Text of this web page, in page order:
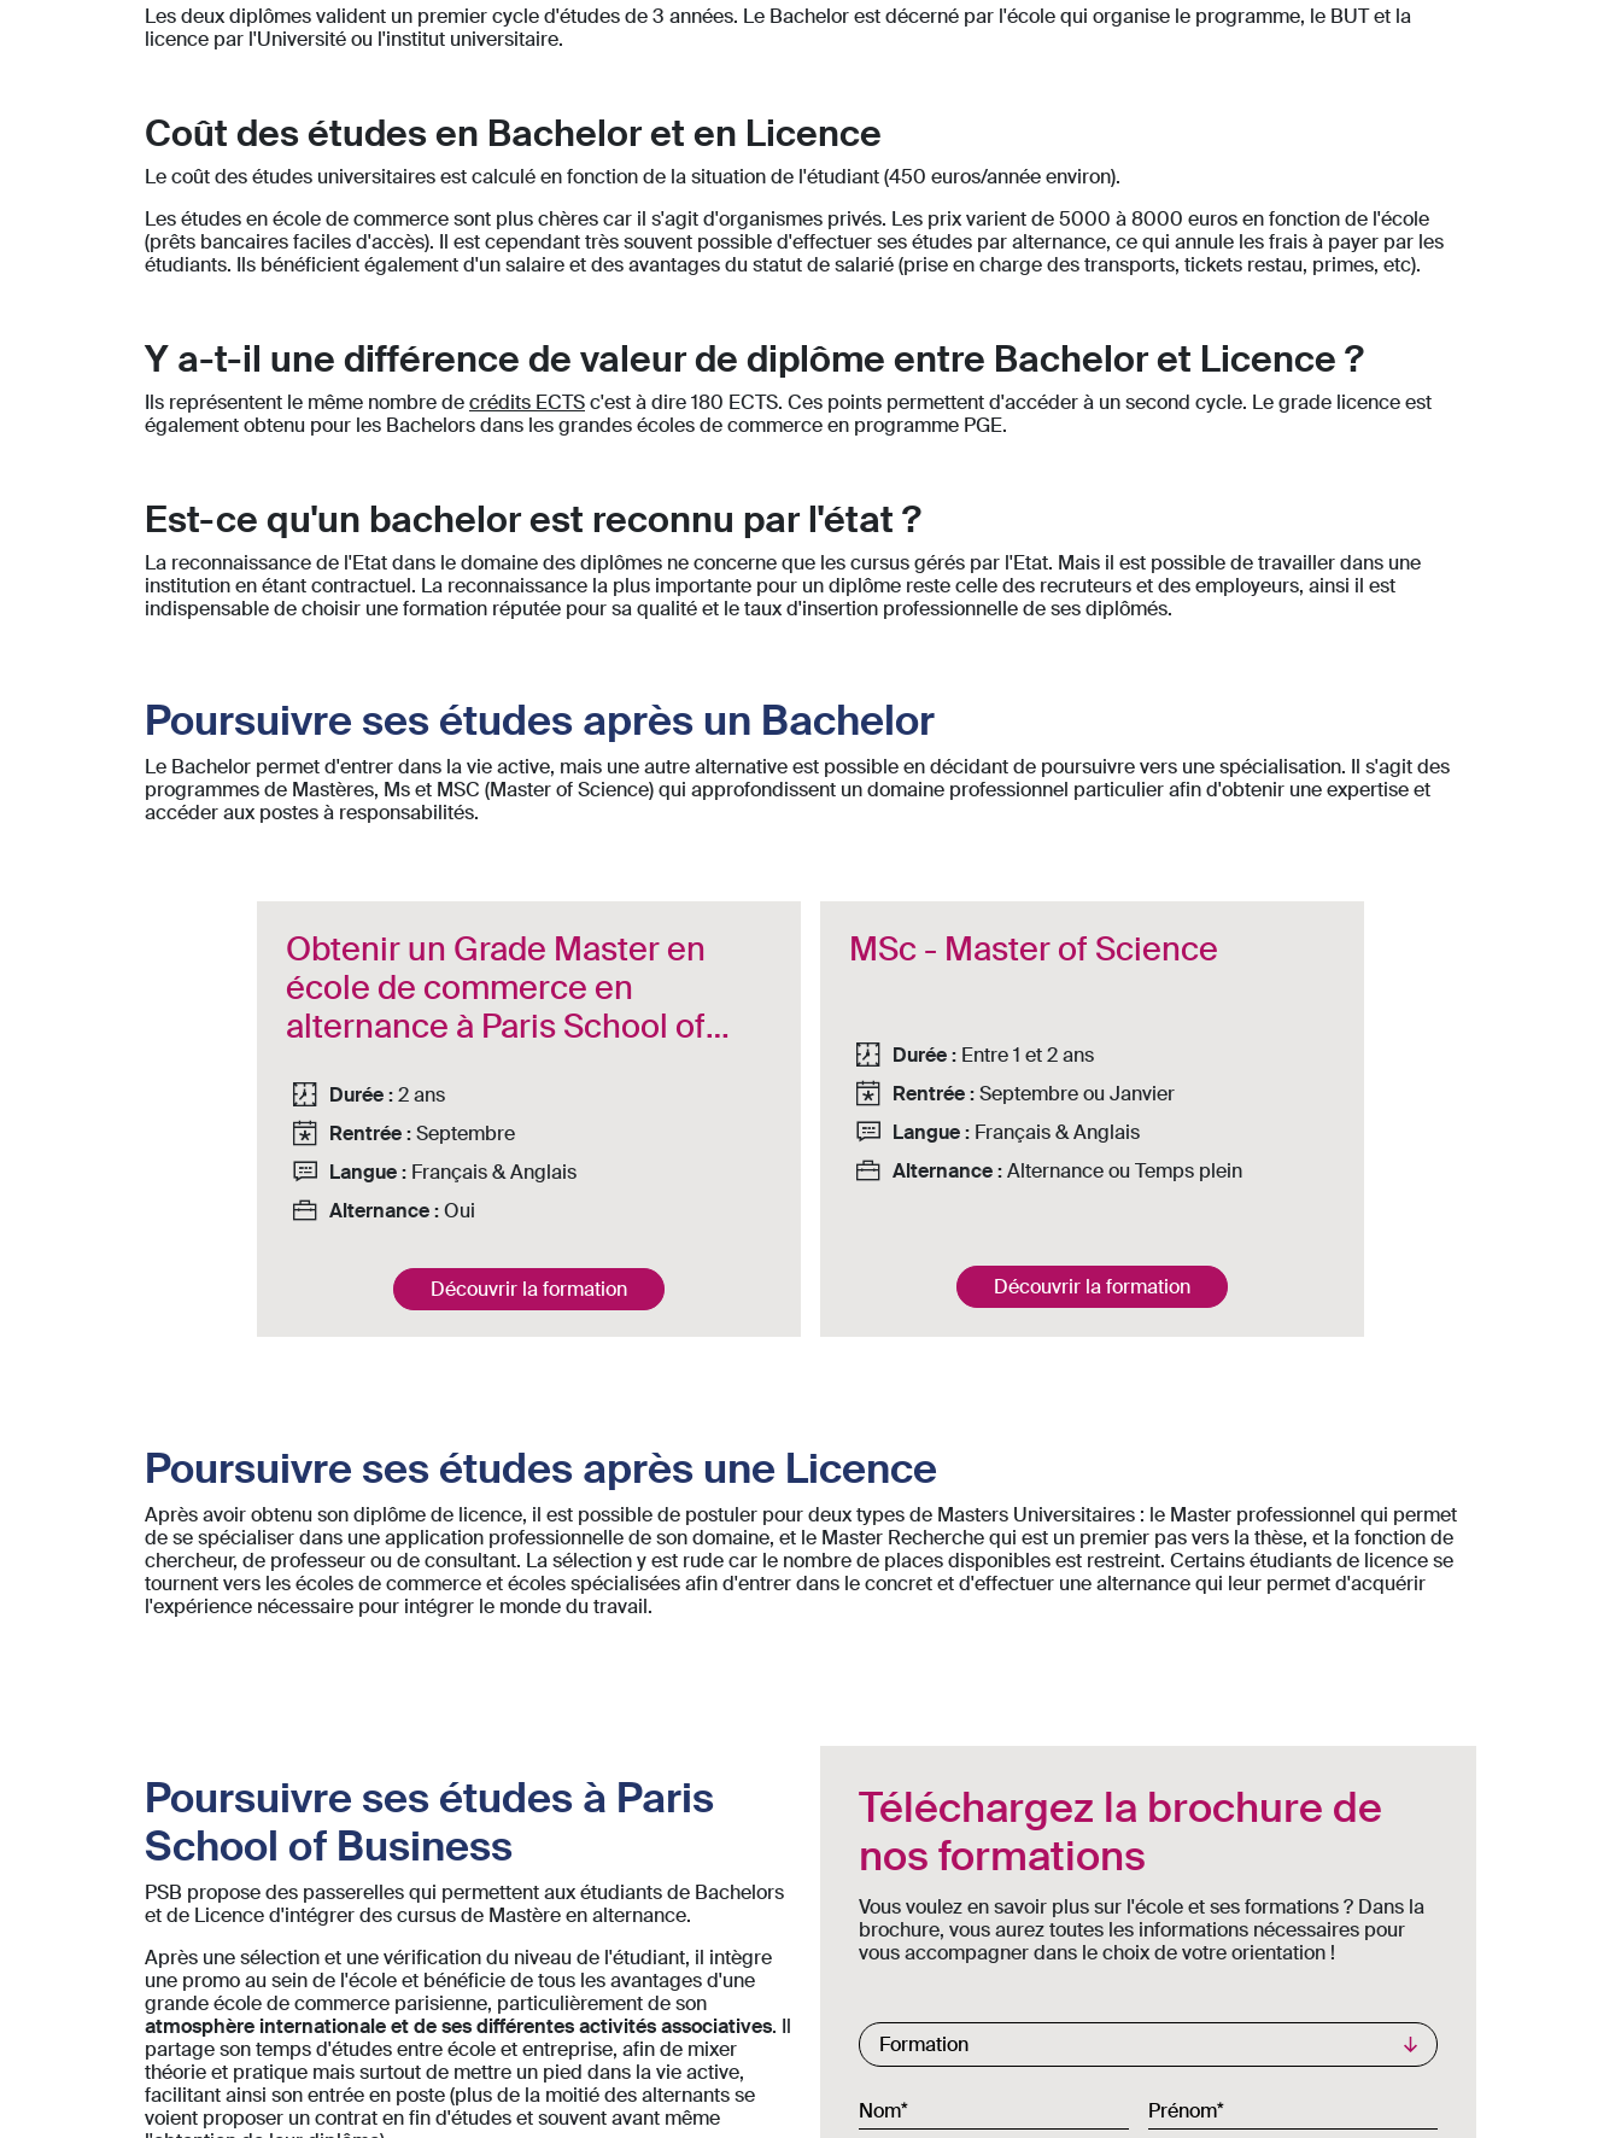
Les deux diplômes valident un premier cycle d'études de 3 années. Le Bachelor est décerné par l'école qui organise le programme, le BUT et la
licence par l'Université ou l'institut universitaire.
Coût des études en Bachelor et en Licence
Le coût des études universitaires est calculé en fonction de la situation de l'étudiant (450 euros/année environ).
Les études en école de commerce sont plus chères car il s'agit d'organismes privés. Les prix varient de 5000 à 8000 euros en fonction de l'école
(prêts bancaires faciles d'accès). Il est cependant très souvent possible d'effectuer ses études par alternance, ce qui annule les frais à payer par les
étudiants. Ils bénéficient également d'un salaire et des avantages du statut de salarié (prise en charge des transports, tickets restau, primes, etc).
Y a-t-il une différence de valeur de diplôme entre Bachelor et Licence ?
Ils représentent le même nombre decrédits ECTSc'est à dire 180 ECTS. Ces points permettent d'accéder à un second cycle. Le grade licence est
également obtenu pour les Bachelors dans les grandes écoles de commerce en programme PGE.
Est-ce qu'un bachelor est reconnu par l'état ?
La reconnaissance de l'Etat dans le domaine des diplômes ne concerne que les cursus gérés par l'Etat. Mais il est possible de travailler dans une
institution en étant contractuel. La reconnaissance la plus importante pour un diplôme reste celle des recruteurs et des employeurs, ainsi il est
indispensable de choisir une formation réputée pour sa qualité et le taux d'insertion professionnelle de ses diplômés.
Poursuivre ses études après un Bachelor
Le Bachelor permet d'entrer dans la vie active, mais une autre alternative est possible en décidant de poursuivre vers une spécialisation. Il s'agit des
programmes de Mastères, Ms et MSC (Master of Science) qui approfondissent un domaine professionnel particulier afin d'obtenir une expertise et
accéder aux postes à responsabilités.
Obtenir un Grade Master en
école de commerce en
alternance à Paris School of
Durée : 2 ans
Rentrée : Septembre
Langue : Français & Anglais
Alternance : Oui
Découvrir la formation
MSc - Master of Science
Durée : Entre 1 et 2 ans
Rentrée :Septembre ou Janvier
Langue : Français & Anglais
Alternance :Alternance ou Temps plein
Découvrir la formation
Poursuivre ses études après une Licence
Après avoir obtenu son diplôme de licence, il est possible de postuler pour deux types de Masters Universitaires : le Master professionnel qui permet
de se spécialiser dans une application professionnelle de son domaine, et le Master Recherche qui est un premier pas vers la thèse, et la fonction de
chercheur, de professeur ou de consultant. La sélection y est rude car le nombre de places disponibles est restreint. Certains étudiants de licence se
tournent vers les écoles de commerce et écoles spécialisées afin d'entrer dans le concret et d'effectuer une alternance qui leur permet d'acquérir
l'expérience nécessaire pour intégrer le monde du travail.
Poursuivre ses études à Paris
School of Business
PSB propose des passerelles qui permettent aux étudiants de Bachelors
et de Licence d'intégrer des cursus de Mastère en alternance.
Après une sélection et une vérification du niveau de l'étudiant, il intègre
une promo au sein de l'école et bénéficie de tous les avantages d'une
grande école de commerce parisienne, particulièrement de son
atmosphère internationale et de ses différentes activités associatives. Il
partage son temps d'études entre école et entreprise, afin de mixer
théorie et pratique mais surtout de mettre un pied dans la vie active,
facilitant ainsi son entrée en poste (plus de la moitié des alternants se
voient proposer un contrat en fin d'études et souvent avant même
Téléchargez la brochure de
nos formations
Vous voulez en savoir plus sur l'école et ses formations ? Dans la
brochure, vous aurez toutes les informations nécessaires pour
vous accompagner dans le choix de votre orientation !
Commercial List
Formation
Nom Prénom